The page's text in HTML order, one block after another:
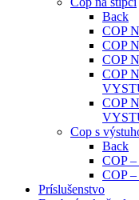
Back
COP
COP
COP
COP
COP
Cop s
Back
COP
COP
Príslušenstvo